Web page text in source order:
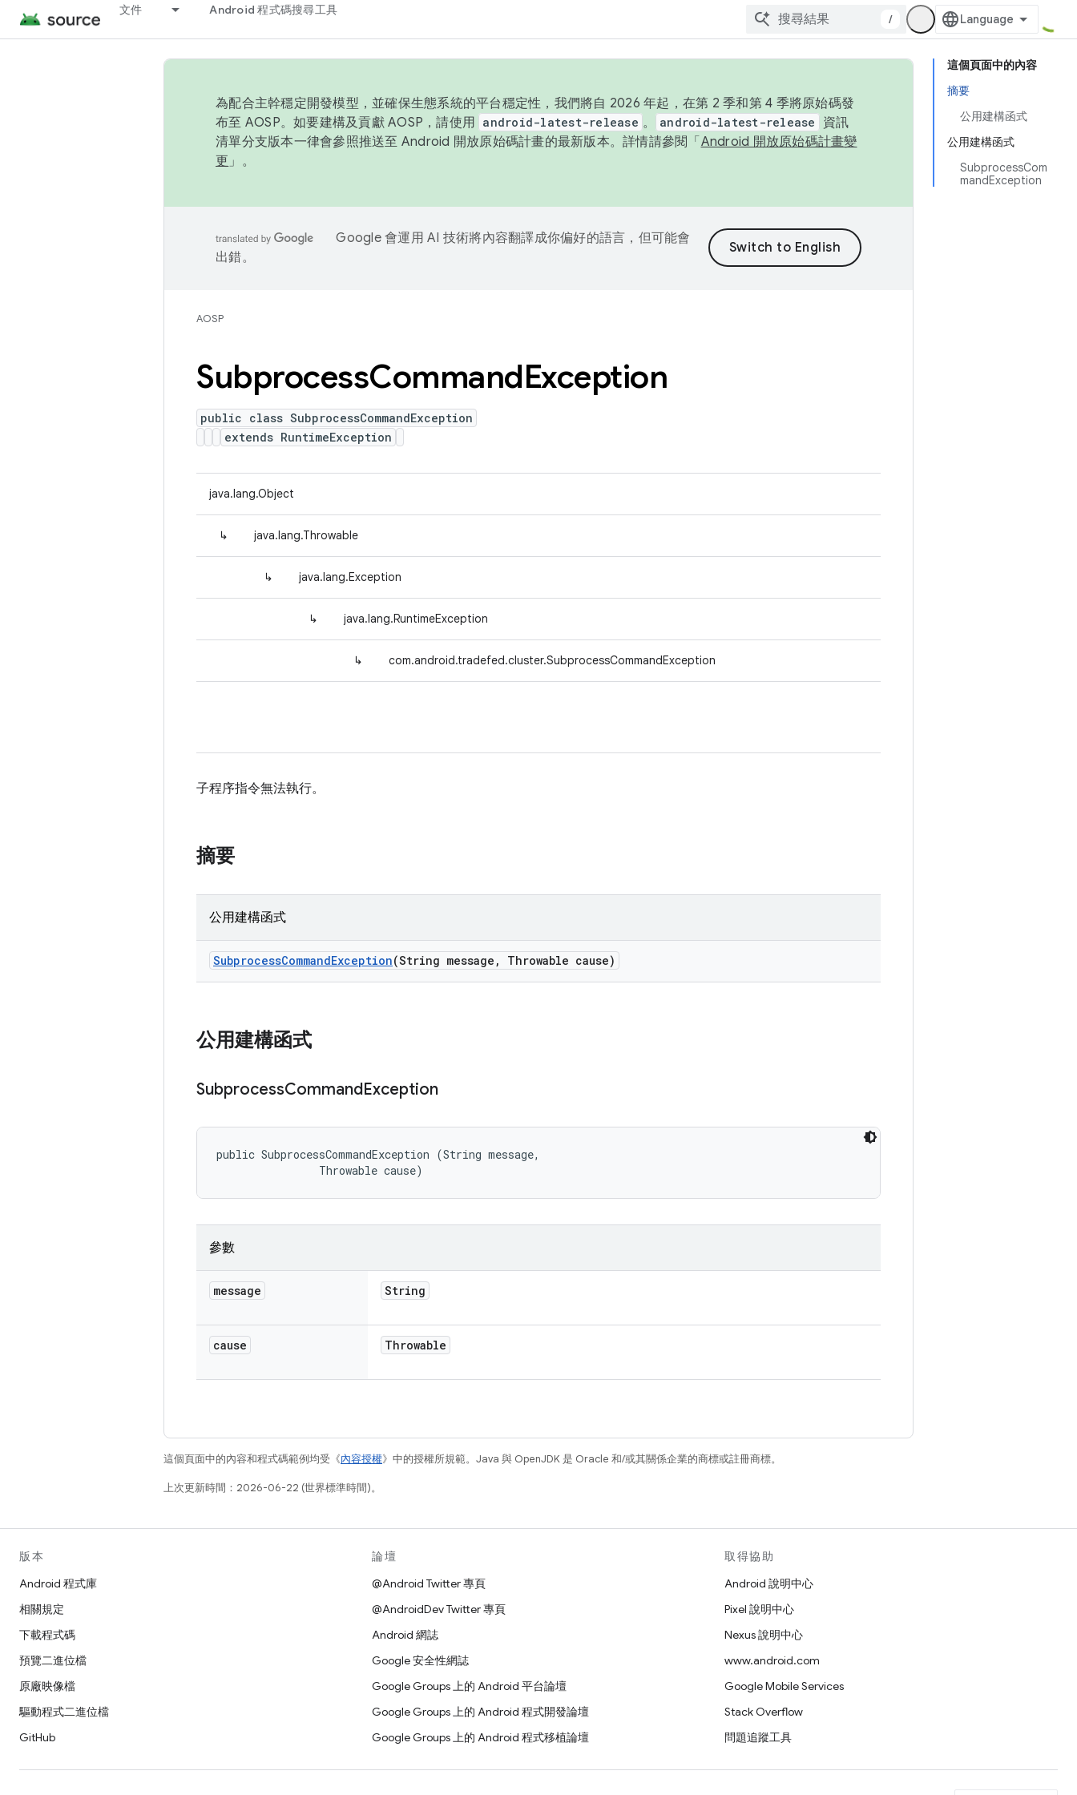
文件 Android 程式碼搜尋工具
/
這個頁面中的內容
摘要
公用建構函式
公用建構函式
SubprocessCom
mandException
為配合主幹穩定開發模型，並確保生態系統的平台穩定性，我們將自 2026 年起，在第 2 季和第 4 季將原始碼發
布至 AOSP。如要建構及貢獻 AOSP，請使用 android-latest-release 。 android-latest-release
資訊
清單分支版本一律會參照推送至 Android 開放原始碼計畫的最新版本。詳情請參閱「 Android 開放原始碼計畫變
更 」。
Google 會運用 AI 技術將內容翻譯成你偏好的語言，但可能會
出錯。
AOSP
SubprocessCommandException
public class SubprocessCommandException
extends RuntimeException
java.lang.Object
↳ java.lang.Throwable
↳ java.lang.Exception
↳ java.lang.RuntimeException
↳ com.android.tradefed.cluster.SubprocessCommandException
子程序指令無法執行。
摘要
公用建構函式
SubprocessCommandException(String message , Throwable cause)
公用建構函式
SubprocessCommandException
public SubprocessCommandException (String message,
                Throwable cause)
參數
message String
cause Throwable
這個頁面中的內容和程式碼範例均受《內容授權》中的授權所規範。Java 與 OpenJDK 是 Oracle 和/或其關係企業的商標或註冊商標。
上次更新時間：2026-06-22 (世界標準時間)。
版本
Android 程式庫
相關規定
下載程式碼
預覽二進位檔
原廠映像檔
驅動程式二進位檔
GitHub
論壇
@Android Twitter 專頁
@AndroidDev Twitter 專頁
Android 網誌
Google 安全性網誌
Google Groups 上的 Android 平台論壇
Google Groups 上的 Android 程式開發論壇
Google Groups 上的 Android 程式移植論壇
取得協助
Android 說明中心
Pixel 說明中心
Nexus 說明中心
www.android.com
Google Mobile Services
Stack Overflow
問題追蹤工具